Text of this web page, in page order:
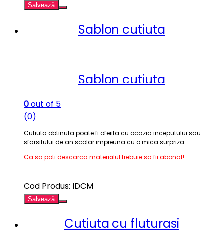
Salvează
Sablon cutiuta
Sablon cutiuta
0out of 5
(0)
Cutiuta obtinuta poate fi oferita cu ocazia inceputului sau
sfarsitului de an scolar impreuna cu o mica surpriza.
Ca sa poti descarca materialul trebuie sa fii abonat!
Cod Produs: IDCM
Salvează
Cutiuta cu fluturasi